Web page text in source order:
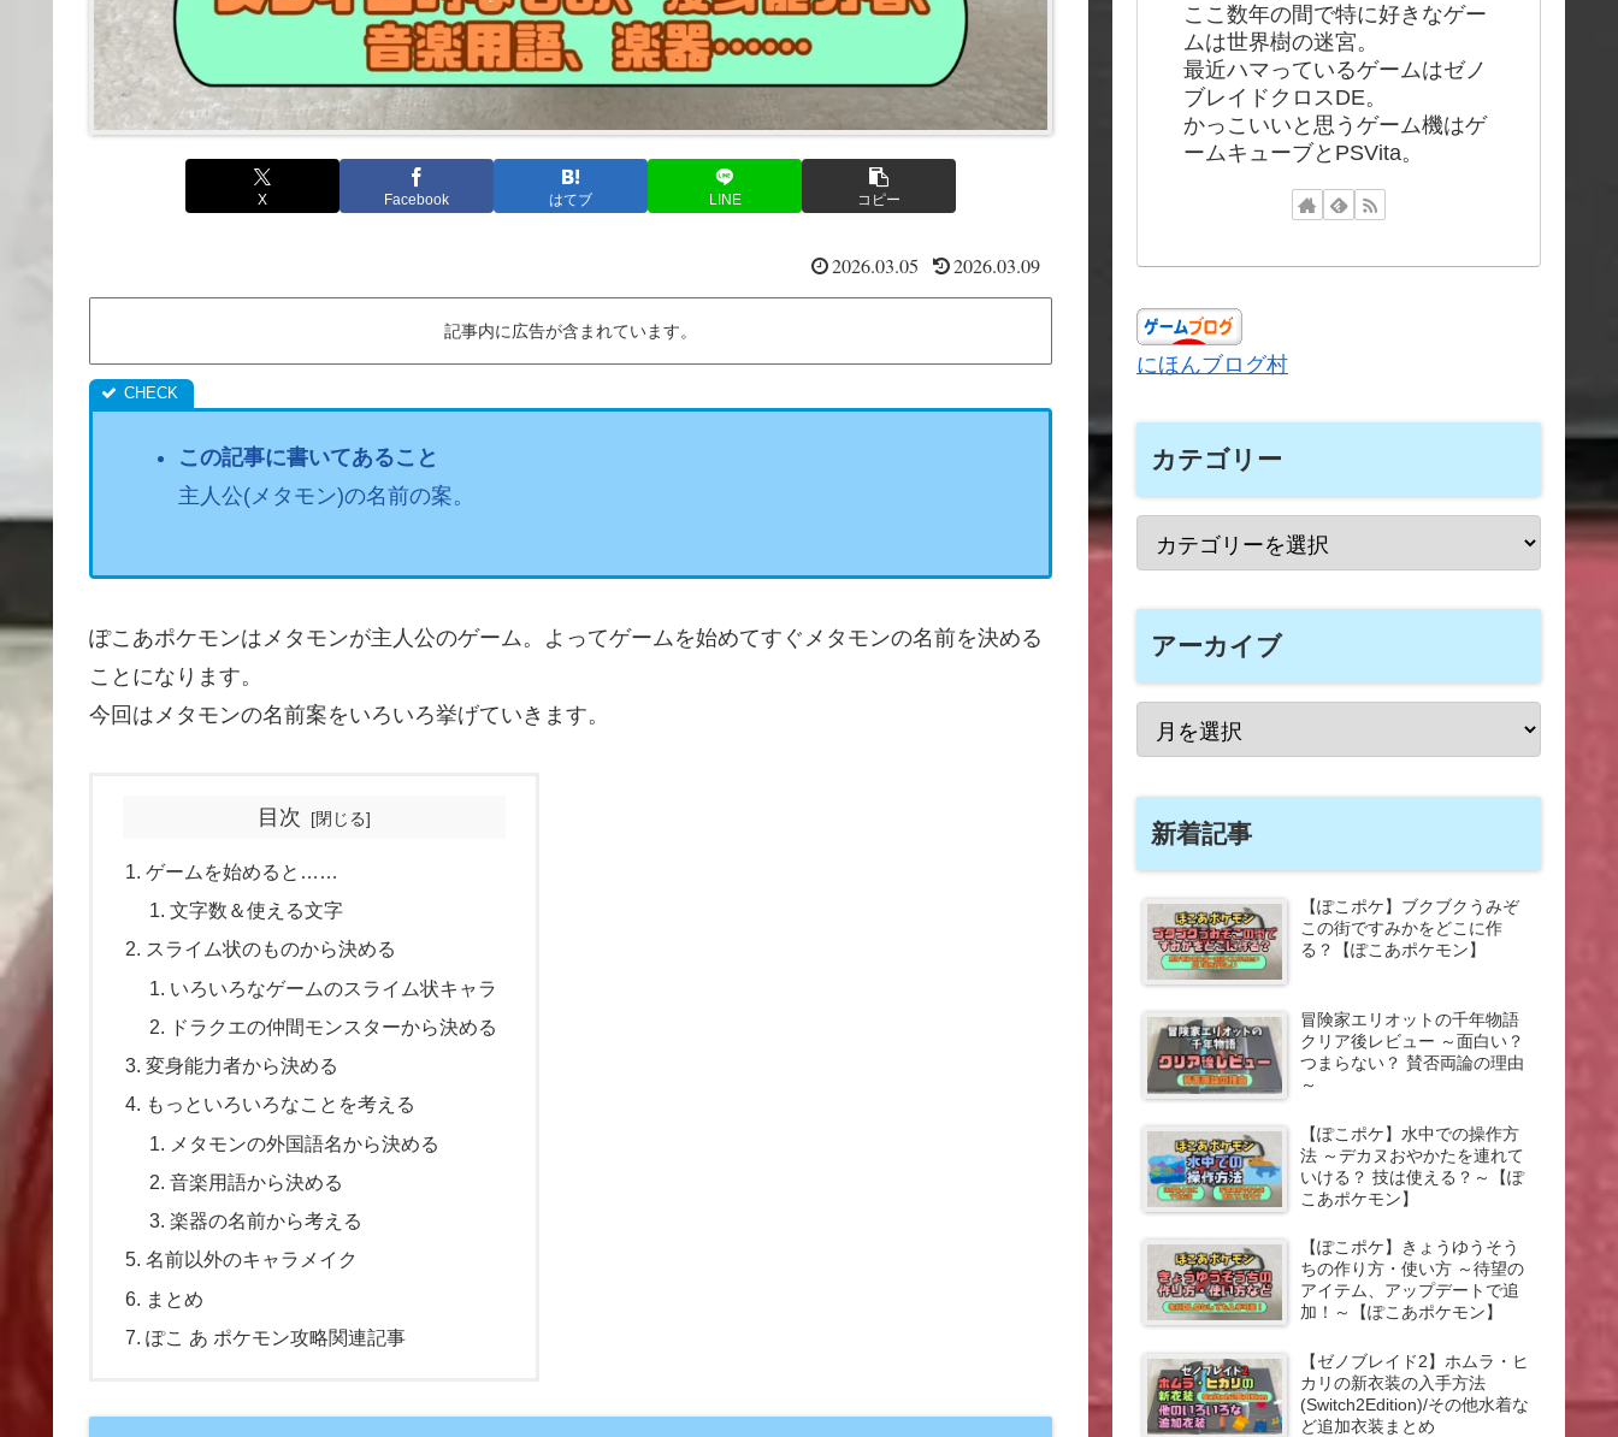
X Facebook はてブ LINE コピー
2026.03.05 2026.03.09
記事内に広告が含まれています。
この記事に書いてあること
主人公(メタモン)の名前の案。
ぽこあポケモンはメタモンが主人公のゲーム。よってゲームを始めてすぐメタモンの名前を決める
ことになります。
今回はメタモンの名前案をいろいろ挙げていきます。
目次
ゲームを始めると……
文字数＆使える文字
スライム状のものから決める
いろいろなゲームのスライム状キャラ
ドラクエの仲間モンスターから決める
変身能力者から決める
もっといろいろなことを考える
メタモンの外国語名から決める
音楽用語から決める
楽器の名前から考える
名前以外のキャラメイク
まとめ
ぽこ あ ポケモン攻略関連記事
ここ数年の間で特に好きなゲー
ムは世界樹の迷宮。
最近ハマっているゲームはゼノ
ブレイドクロスDE。
かっこいいと思うゲーム機はゲ
ームキューブとPSVita。
にほんブログ村
カテゴリー
アーカイブ
新着記事
【ぽこポケ】ブクブクうみぞ
この街ですみかをどこに作
る？【ぽこあポケモン】
冒険家エリオットの千年物語
クリア後レビュー ～面白い？
つまらない？ 賛否両論の理由
～
【ぽこポケ】水中での操作方
法 ～デカヌおやかたを連れて
いける？ 技は使える？～【ぽ
こあポケモン】
【ぽこポケ】きょうゆうそう
ちの作り方・使い方 ～待望の
アイテム、アップデートで追
加！～【ぽこあポケモン】
【ゼノブレイド2】ホムラ・ヒ
カリの新衣装の入手方法
(Switch2Edition)/その他水着な
ど追加衣装まとめ